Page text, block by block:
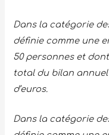
Dans la catégorie
définie comme une
50 personnes et
total du bilan annuel
d’euros.
Dans la catégorie